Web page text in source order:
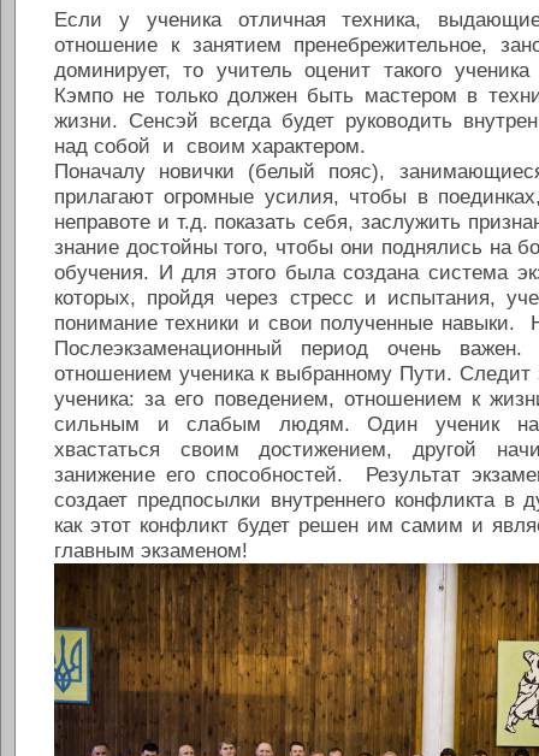
Если у ученика отличная техника,
отношение к занятием пренебрежительное,
доминирует, то учитель оценит такого
Кэмпо не только должен быть мастером в
жизни. Сенсэй всегда будет руководить
над собой и своим характером.
Поначалу новички (белый пояс),
прилагают огромные усилия, чтобы в
неправоте и т.д. показать себя, заслужить
знание достойны того, чтобы они поднялись на
обучения. И для этого была создана система
которых, пройдя через стресс и испытания,
понимание техники и свои полученные навыки.
Послеэкзаменационный период очень
отношением ученика к выбранному Пути. Следит
ученика: за его поведением, отношением к
сильным и слабым людям. Один ученик
хвастаться своим достижением, другой
занижение его способностей. Результат
создает предпосылки внутреннего конфликта
как этот конфликт будет решен им самим и
главным экзаменом!